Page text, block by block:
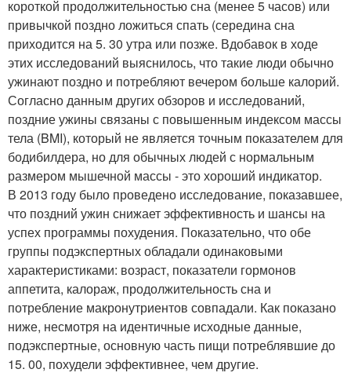
короткой продолжительностью сна (менее 5 часов) или
привычкой поздно ложиться спать (середина сна
приходится на 5. 30 утра или позже. Вдобавок в ходе
этих исследований выяснилось, что такие люди обычно
ужинают поздно и потребляют вечером больше калорий.
Согласно данным других обзоров и исследований,
поздние ужины связаны с повышенным индексом массы
тела (BMI), который не является точным показателем для
бодибилдера, но для обычных людей с нормальным
размером мышечной массы - это хороший индикатор.
В 2013 году было проведено исследование, показавшее,
что поздний ужин снижает эффективность и шансы на
успех программы похудения. Показательно, что обе
группы подэкспертных обладали одинаковыми
характеристиками: возраст, показатели гормонов
аппетита, калораж, продолжительность сна и
потребление макронутриентов совпадали. Как показано
ниже, несмотря на идентичные исходные данные,
подэкспертные, основную часть пищи потреблявшие до
15. 00, похудели эффективнее, чем другие.